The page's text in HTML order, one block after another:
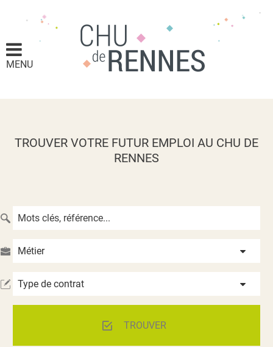
MENU
TROUVER VOTRE FUTUR EMPLOI AU CHU DE
RENNES
Métier
Type de contrat
TROUVER